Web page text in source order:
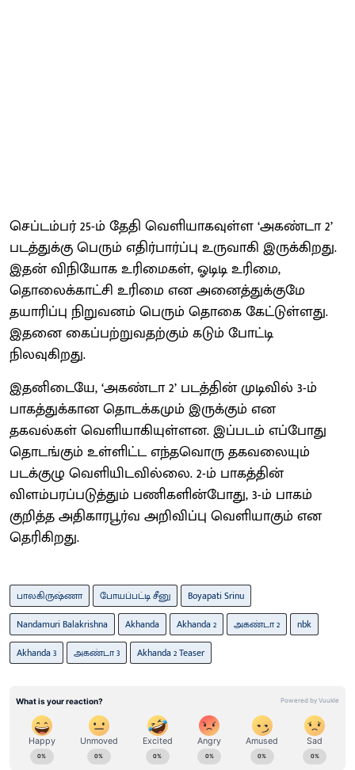
செப்டம்பர் 25-ம் தேதி வெளியாகவுள்ள ‘அகண்டா 2’
படத்துக்கு பெரும் எதிர்பார்ப்பு உருவாகி இருக்கிறது.
இதன் விநியோக உரிமைகள், ஓடிடி உரிமை,
தொலைக்காட்சி உரிமை என அனைத்துக்குமே
தயாரிப்பு நிறுவனம் பெரும் தொகை கேட்டுள்ளது.
இதனை கைப்பற்றுவதற்கும் கடும் போட்டி
நிலவுகிறது.
இதனிடையே, ‘அகண்டா 2’ படத்தின் முடிவில் 3-ம்
பாகத்துக்கான தொடக்கமும் இருக்கும் என
தகவல்கள் வெளியாகியுள்ளன. இப்படம் எப்போது
தொடங்கும் உள்ளிட்ட எந்தவொரு தகவலையும்
படக்குழு வெளியிடவில்லை. 2-ம் பாகத்தின்
விளம்பரப்படுத்தும் பணிகளின்போது, 3-ம் பாகம்
குறித்த அதிகாரபூர்வ அறிவிப்பு வெளியாகும் என
தெரிகிறது.
பாலகிருஷ்ணா போயப்பட்டி சீனு
Boyapati Srinu
Nandamuri Balakrishna
Akhanda Akhanda 2 அகண்டா 2
nbk
Akhanda 3
அகண்டா 3 Akhanda 2 Teaser